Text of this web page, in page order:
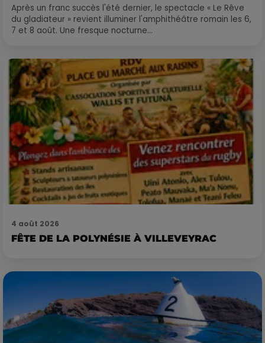
Après un franc succès l'été dernier, le spectacle « Le Rêve
du gladiateur » revient illuminer l'amphithéâtre romain les 6,
7 et 8 août. Une fresque nocturne...
4 août 2026
FÊTE DE LA POLYNÉSIE À VILLEVEYRAC